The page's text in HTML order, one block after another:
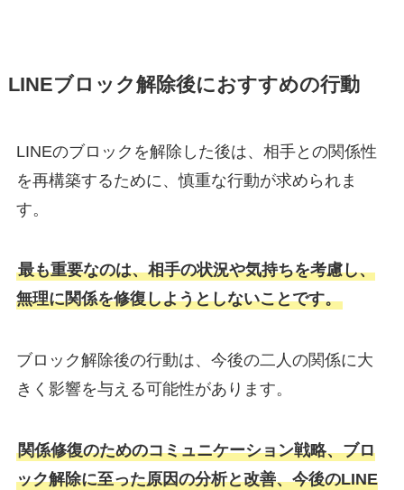
LINEブロック解除後におすすめの行動
LINEのブロックを解除した後は、相手との関係性
を再構築するために、慎重な行動が求められま
す。
最も重要なのは、相手の状況や気持ちを考慮し、
無理に関係を修復しようとしないことです。
ブロック解除後の行動は、今後の二人の関係に大
きく影響を与える可能性があります。
関係修復のためのコミュニケーション戦略、ブロ
ック解除に至った原因の分析と改善、今後のLINE